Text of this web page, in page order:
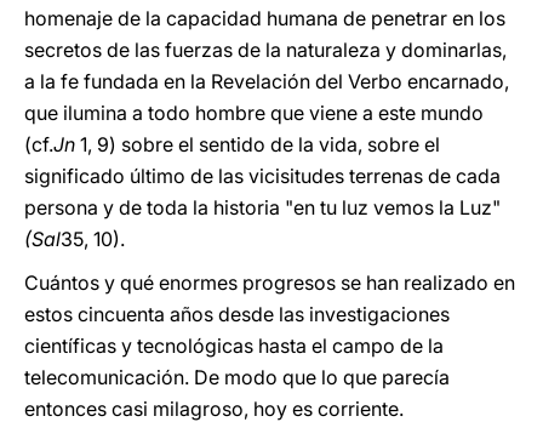
homenaje de la capacidad humana de penetrar en los
secretos de las fuerzas de la naturaleza y dominarlas,
a la fe fundada en la Revelación del Verbo encarnado,
que ilumina a todo hombre que viene a este mundo
(cf.Jn 1, 9) sobre el sentido de la vida, sobre el
significado último de las vicisitudes terrenas de cada
persona y de toda la historia "en tu luz vemos la Luz"
(Sal35, 10).
Cuántos y qué enormes progresos se han realizado en
estos cincuenta años desde las investigaciones
científicas y tecnológicas hasta el campo de la
telecomunicación. De modo que lo que parecía
entonces casi milagroso, hoy es corriente.